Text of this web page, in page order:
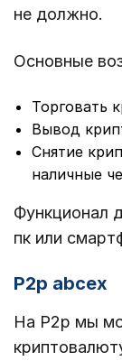
не должно.
Основные
Торговать
Вывод
Снятие
наличные
Функционал
пк или
P2p abcex
На P2p мы